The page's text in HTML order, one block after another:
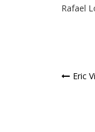
Rafael
Eric